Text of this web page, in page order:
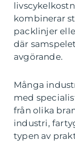
kombinerar
packlinjer
där
avgörande.
Många
med
från olika
industri,
typen av